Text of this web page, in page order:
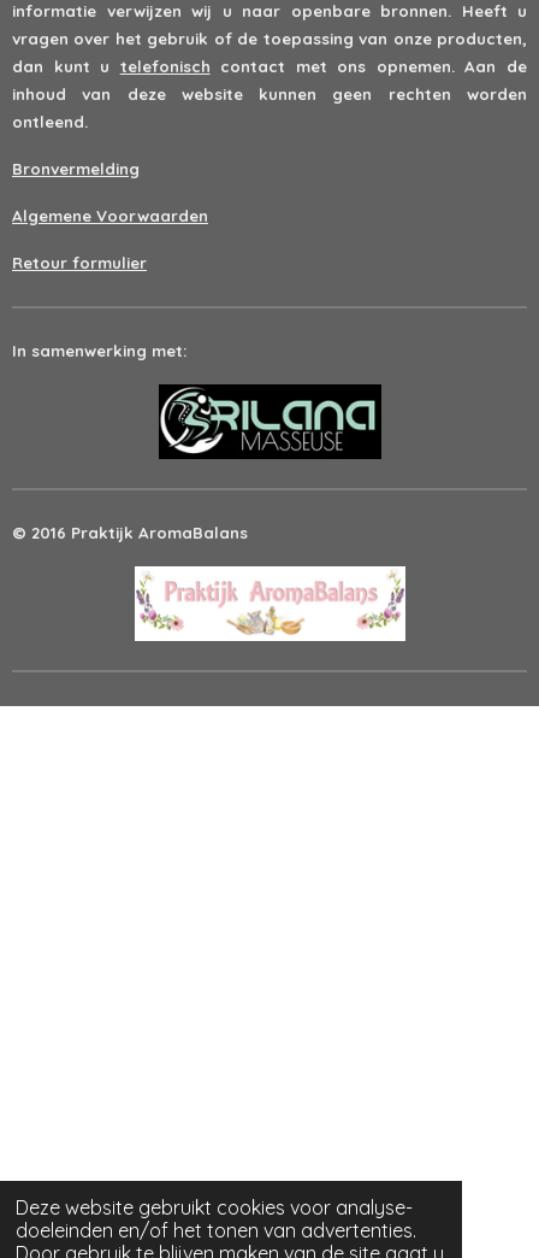
Deze website gebruikt cookies voor analyse-
doeleinden en/of het tonen van advertenties.
informatie verwijzen wij u naar openbare bronnen. Heeft u
vragen over het gebruik of de toepassing van onze producten,
dan kunt u telefonisch contact met ons opnemen. Aan de
inhoud van deze website kunnen geen rechten worden
ontleend.
Bronvermelding
Algemene Voorwaarden
Retour formulier
In samenwerking met:
© 2016 Praktijk AromaBalans